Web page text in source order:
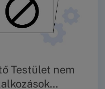
Testület nem